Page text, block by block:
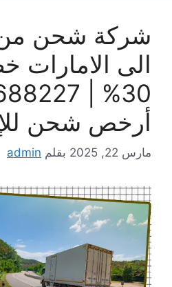
شركة شحن من
الى الامارات
أرخص شحن
مارس 22, 2025 بقلم admin